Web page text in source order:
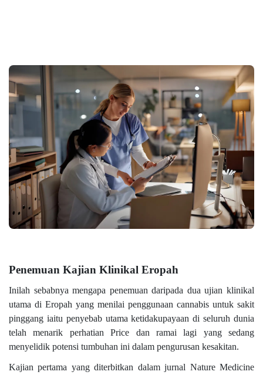
Penemuan Kajian Klinikal Eropah
Inilah sebabnya mengapa penemuan daripada dua ujian klinikal
utama di Eropah yang menilai penggunaan cannabis untuk sakit
pinggang iaitu penyebab utama ketidakupayaan di seluruh dunia
telah menarik perhatian Price dan ramai lagi yang sedang
menyelidik potensi tumbuhan ini dalam pengurusan kesakitan.
Kajian pertama yang diterbitkan dalam jurnal Nature Medicine